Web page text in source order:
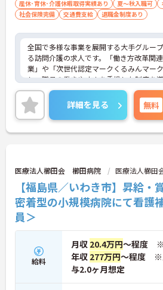
産休･育休･介護休暇取得実績あり
夏～秋入職可
社会保険完備
交通費支給 退職金制度あり
全国で多様な事業を展開する大手グルー
る訪問介護の求人です。「働き方改革関
業」や「次世代認定マークくるみんマー
し、職員の働きやすさを重視した制度を
ます。定年後も上限85歳までの再雇用制
き、長期的な視点でキャリアを築くことが
す。また、時間帯別の加算手当や勤続年
手当が用意されており、日々の業務や継
が収入に直結する仕組みがあります。月
取得実績もあるため、家庭と仕事の両立
ら、自分に合ったペースで働き続けられる
っています。
★おすすめPOINT★
【上限85歳までの再雇用制度があり、長
が期待できます】
・定年65歳に加え、状況に応じた再雇用
上限85歳まで働けるため、長期的な将来
ます。
・幅広い世代がそれぞれのライフスタイ
て活躍しており、年齢を重ねても無理なく
る環境です。
詳細を見る 無料
医療法人櫛田会 櫛田病院 医療法人櫛
【福島県／いわき市】昇給
密着型の小規模病院にて看護
員＞
給料
月収 20.4万円～程度 ※
年収 277万円～程度 ※
与2.0ヶ月想定